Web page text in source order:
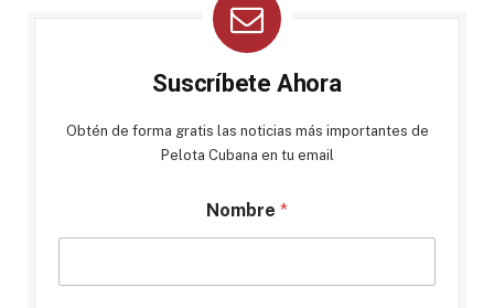
Suscríbete Ahora
Obtén de forma gratis las noticias más importantes de
Pelota Cubana en tu email
Nombre *